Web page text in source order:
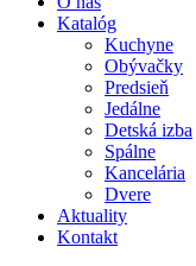
Katalóg
Kuchyne
Obývačky
Predsieň
Jedálne
Detská izba
Spálne
Kancelária
Dvere
Aktuality
Kontakt